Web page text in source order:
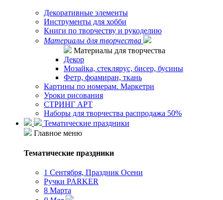
Декоративные элементы
Инструменты для хобби
Книги по творчеству и рукоделию
Материалы для творчества
Материалы для творчества
Декор
Мозайка, стеклярус, бисер, бусины
Фетр, фоамиран, ткань
Картины по номерам. Маркетри
Уроки рисования
СТРИНГ АРТ
Наборы для творчества распродажа 50%
Тематические праздники
Главное меню
Тематические праздники
1 Сентября, Праздник Осени
Ручки PARKER
8 Марта